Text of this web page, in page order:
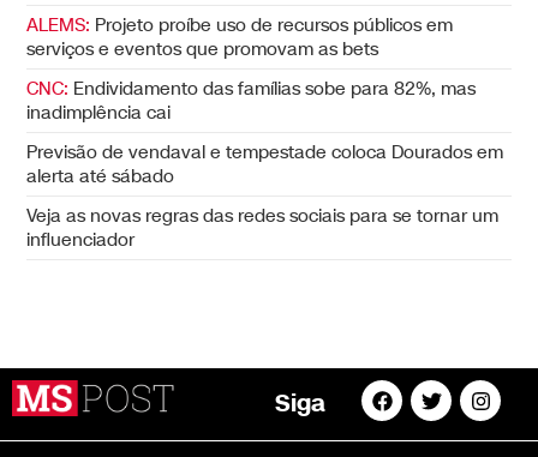
ALEMS: Projeto proíbe uso de recursos públicos em
serviços e eventos que promovam as bets
CNC: Endividamento das famílias sobe para 82%, mas
inadimplência cai
Previsão de vendaval e tempestade coloca Dourados em
alerta até sábado
Veja as novas regras das redes sociais para se tornar um
influenciador
Siga